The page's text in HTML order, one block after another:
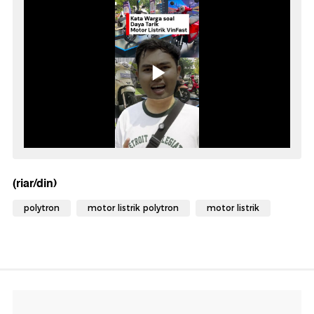
(riar/din)
polytron motor listrik polytron motor listrik